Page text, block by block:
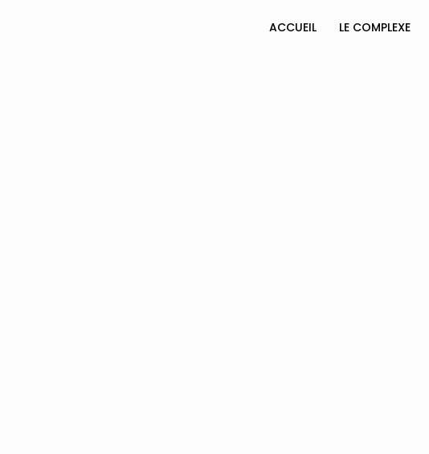
ACCUEIL LE COMPLEXE